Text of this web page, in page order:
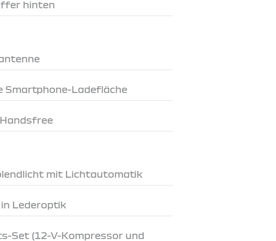
hinten
Smartphone-Ladefläche
mit Lichtautomatik
Lederoptik
Set (12-V-Kompressor und